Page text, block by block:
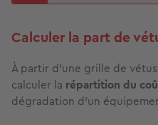
Calculer la part de
À partir d'une grille de
calculer la répartition du
dégradation d'un